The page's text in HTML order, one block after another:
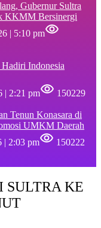
Gubernur Sultra
KKMM Bersinergi
| 5:10 pm
Indonesia
| 2:21 pm
150229
Tenun Konasara di
UMKM Daerah
| 2:03 pm 150222
SULTRA KE